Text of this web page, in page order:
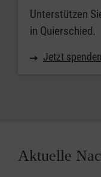
Unterstützen
in Quierschied.
Jetzt spenden
Aktuelle